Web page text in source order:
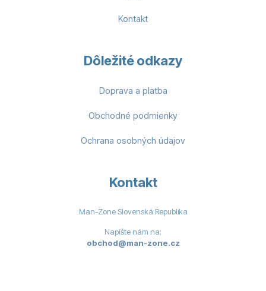
Kontakt
Dôležité odkazy
Doprava a platba
Obchodné podmienky
Ochrana osobných údajov
Kontakt
Man-Zone Slovenská Republika
Napíšte nám na:
obchod@man-zone.cz